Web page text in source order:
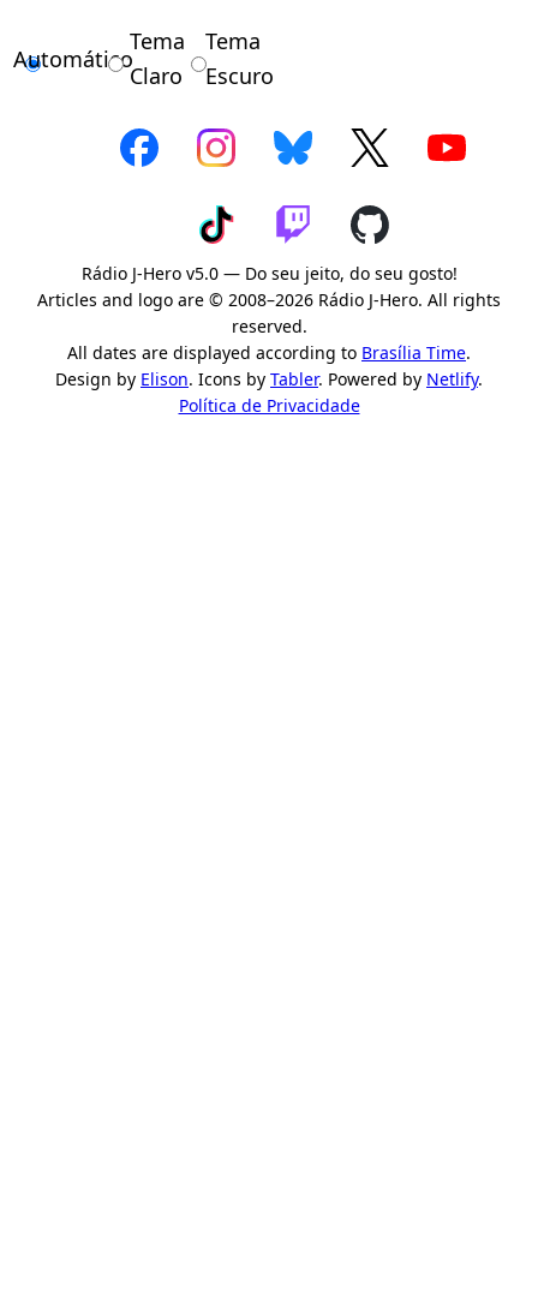
Automático
Tema
Claro
Tema
Escuro
Rádio J-Hero v5.0 — Do seu jeito, do seu gosto!
Articles and logo are © 2008–2026 Rádio J-Hero. All rights
reserved.
All dates are displayed according to Brasília Time.
Design by Elison. Icons by Tabler. Powered by Netlify.
Política de Privacidade